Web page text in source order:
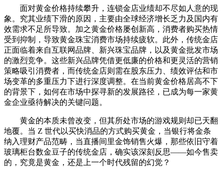
面对黄金价格持续攀升，连锁金店业绩却不尽如人意的现
象。究其业绩下滑的原因，主要由全球经济增长乏力及国内有
效需求不足所导致。加之黄金价格屡创新高，消费者购买热情
受到抑制，导致黄金珠宝消费市场持续疲软。此外，传统金店
正面临着来自互联网品牌、新兴珠宝品牌，以及黄金批发市场
的激烈竞争。这些新兴品牌凭借更低廉的价格和更灵活的营销
策略吸引消费者，而传统金店则需在股东压力、绩效评估和市
场变革的多重压力下进行深度调整。在当前黄金价格居高不下
的背景下，如何在市场中探寻新的发展路径，已成为每一家黄
金企业亟待解决的关键问题。
黄金的本质未曾改变，但其所处市场的游戏规则却已天翻
地覆。当 Z 世代以买快消品的方式购买黄金，当银行将金条
纳入理财产品范畴，当直播间里金饰销售火爆，那些依旧守着
玻璃柜台数金豆子的传统金店，确实该深刻反思——如今售卖
的，究竟是黄金，还是上一个时代残留的幻觉？